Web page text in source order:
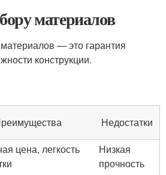
материалов
— это гарантия
конструкции.
Недостатки
цена, легкость
Низкая
прочность